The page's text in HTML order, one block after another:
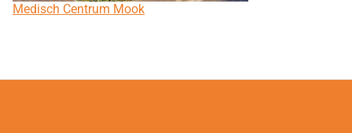
Medisch Centrum Mook